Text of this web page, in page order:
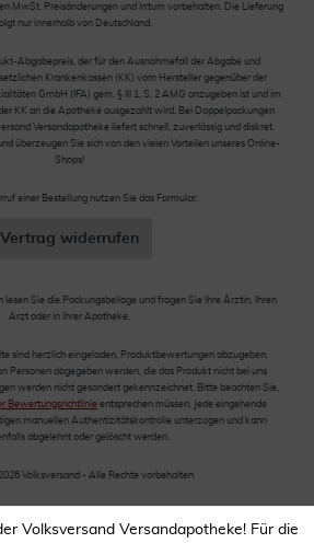
MwSt. Preisänderungen und Irrtum vorbehalten. Die Lieferung
nur innerhalb von Deutschland.
Abgabepreis, der für den Ausnahmefall der Abgabe und
Krankenkassen (KK) vom Hersteller gegenüber der
GmbH (IFA) gem. § III 1, S. 2 AMG anzugeben ist und im
KK an die Apotheke ausgezahlt wird. Bei Doppelpackungen
Versandapotheke liefert schnell, zuverlässig und diskret.
überzeugen Sie sich von den vielen Vorteilen unseres Online-
Shops!
einer Bestellung nutzen Sie das Formular:
Vertrag widerrufen
Sie die Packungsbeilage und fragen Sie Ihre Ärztin, Ihren
Arzt oder in Ihrer Apotheke.
sind herzlich eingeladen, Produktbewertungen abzugeben.
Personen abgegeben werden, die das Produkt nicht bei uns
werden nicht gesondert gekennzeichnet. Bitte beachten Sie,
Bewertungsrichtlinie entsprechen müssen. Jede eingehende
manuellen Authentizitätskontrolle unterzogen und kann
abgelehnt oder gelöscht werden.
Volksversand - Alle Rechte vorbehalten
Volksversand Versandapotheke! Für die